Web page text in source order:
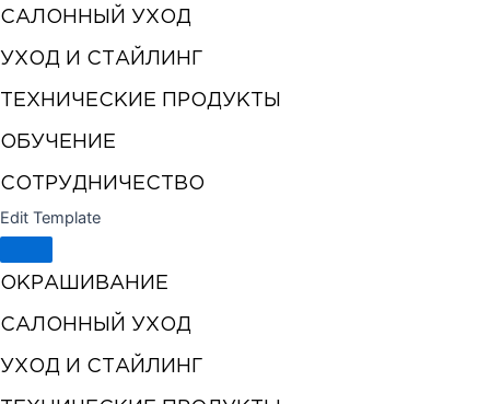
САЛОННЫЙ УХОД
УХОД И СТАЙЛИНГ
ТЕХНИЧЕСКИЕ ПРОДУКТЫ
ОБУЧЕНИЕ
СОТРУДНИЧЕСТВО
Edit Template
ОКРАШИВАНИЕ
САЛОННЫЙ УХОД
УХОД И СТАЙЛИНГ